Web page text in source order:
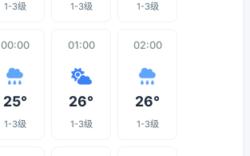
1-3级 1-3级 1-3级
00:00
25°
1-3级
01:00
26°
1-3级
02:00
26°
1-3级